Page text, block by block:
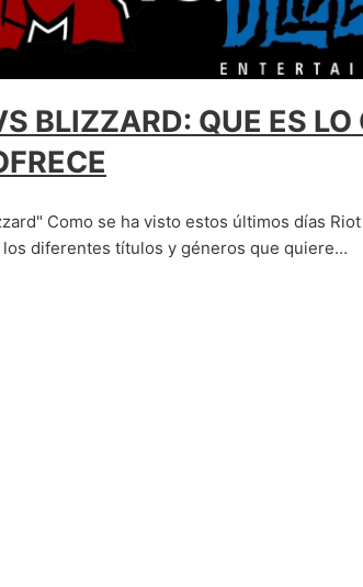
BLIZZARD: QUE ES LO
Como se ha visto estos últimos días Riot
diferentes títulos y géneros que quiere…